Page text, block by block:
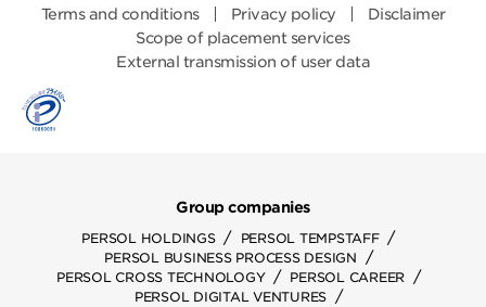
Terms and conditions
Privacy policy
Disclaimer
Scope of placement services
External transmission of user data
Group companies
PERSOL HOLDINGS / PERSOL TEMPSTAFF /
PERSOL BUSINESS PROCESS DESIGN /
PERSOL CROSS TECHNOLOGY / PERSOL CAREER /
PERSOL DIGITAL VENTURES /